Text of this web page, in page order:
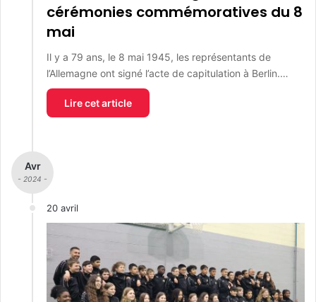
cérémonies commémoratives du 8
mai
Il y a 79 ans, le 8 mai 1945, les représentants de
l’Allemagne ont signé l’acte de capitulation à Berlin.…
Lire cet article
Avr
- 2024 -
20 avril